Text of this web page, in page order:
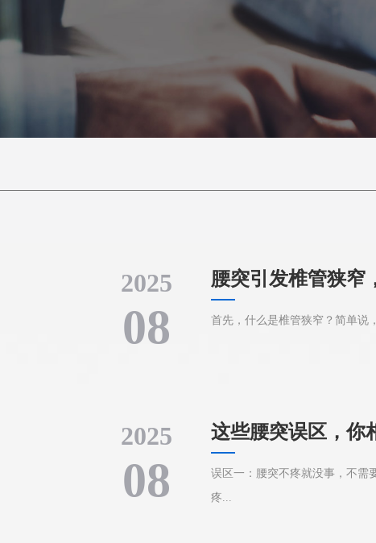
2025
08
腰突引发椎管狭窄
首先，什么是椎管狭窄？简单说
2025
08
这些腰突误区，你
误区一：腰突不疼就没事，不需
疼...